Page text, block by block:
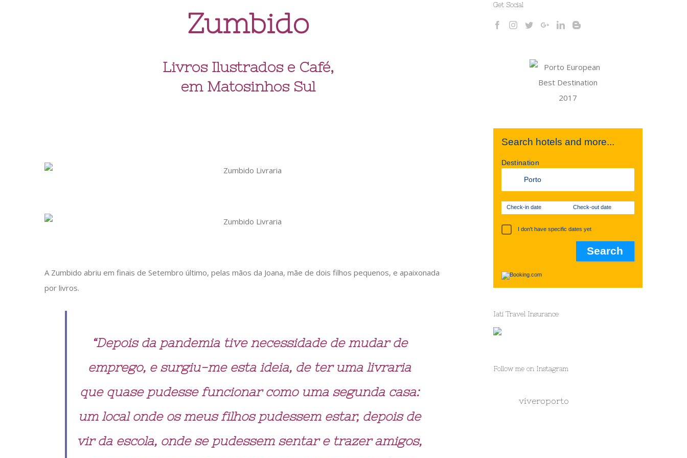
Zumbido
Livros Ilustrados e Café,
em Matosinhos Sul
A Zumbido abriu em finais de Setembro último, pelas mãos da Joana, mãe de dois filhos pequenos, e apaixonada
por livros.
“Depois da pandemia tive necessidade de mudar de
emprego, e surgiu-me esta ideia, de ter uma livraria
que quase pudesse funcionar como uma segunda casa:
um local onde os meus filhos pudessem estar, depois de
vir da escola, onde se pudessem sentar e trazer amigos,
Get Social
Search hotels and more...
Destination
Check-in date Check-out date
I don't have specific dates yet
Iati Travel Insurance
Follow me on Instagram
viveroporto